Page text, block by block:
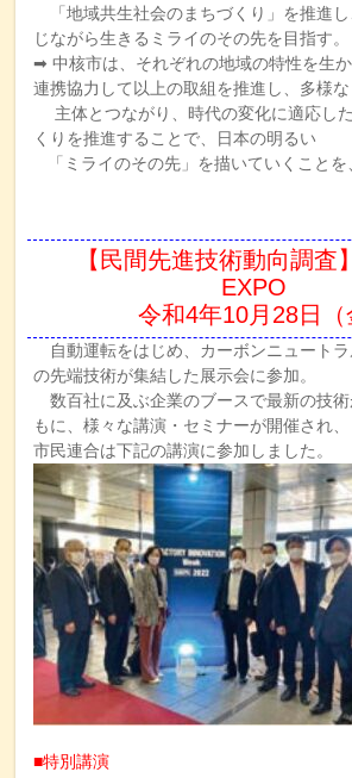
「地域共生社会のまちづくり」を推進
じながら生きるミライのその先を目指す。
➡ 中核市は、それぞれの地域の特性を生
連携協力して以上の取組を推進し、多様な
主体とつながり、時代の変化に適応し
くりを推進することで、日本の明るい
「ミライのその先」を描いていくことを
【民間先進技術動向調査
EXPO
令和4年10月28日（
自動運転をはじめ、カーボンニュート
の先端技術が集結した展示会に参加。
数百社に及ぶ企業のブースで最新の技術
もに、様々な講演・セミナーが開催され、
市民連合は下記の講演に参加しました。
■特別講演